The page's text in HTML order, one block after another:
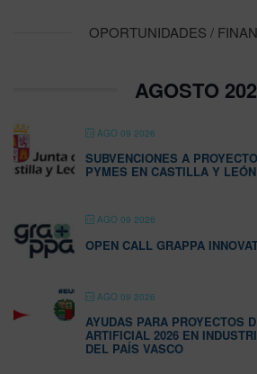
OPORTUNIDADES /
AGOSTO
AGO 09 2026
SUBVENCIONES A
PYMES EN CASTILLA Y
AGO 09 2026
OPEN CALL GRAPPA
AGO 09 2026
AYUDAS PARA PROYECTOS
ARTIFICIAL 2026 EN
DEL PAÍS VASCO